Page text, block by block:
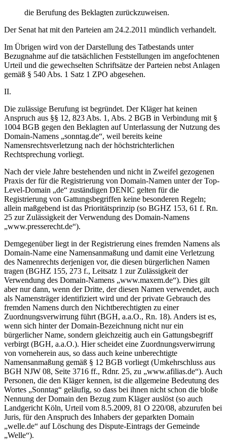
die Berufung des Beklagten zurückzuweisen.
Der Senat hat mit den Parteien am 24.2.2011 mündlich verhandelt.
Im Übrigen wird von der Darstellung des Tatbestands unter
Bezugnahme auf die tatsächlichen Feststellungen im angefochtenen
Urteil und die gewechselten Schriftsätze der Parteien nebst Anlagen
gemäß § 540 Abs. 1 Satz 1 ZPO abgesehen.
II.
Die zulässige Berufung ist begründet. Der Kläger hat keinen
Anspruch aus §§ 12, 823 Abs. 1, Abs. 2 BGB in Verbindung mit §
1004 BGB gegen den Beklagten auf Unterlassung der Nutzung des
Domain-Namens „sonntag.de“, weil bereits keine
Namensrechtsverletzung nach der höchstrichterlichen
Rechtsprechung vorliegt.
Nach der viele Jahre bestehenden und nicht in Zweifel gezogenen
Praxis der für die Registrierung von Domain-Namen unter der Top-
Level-Domain „de“ zuständigen DENIC gelten für die
Registrierung von Gattungsbegriffen keine besonderen Regeln;
allein maßgebend ist das Prioritätsprinzip (so BGHZ 153, 61 f. Rn.
25 zur Zulässigkeit der Verwendung des Domain-Namens
„www.presserecht.de“).
Demgegenüber liegt in der Registrierung eines fremden Namens als
Domain-Name eine Namensanmaßung und damit eine Verletzung
des Namenrechts derjenigen vor, die diesen bürgerlichen Namen
tragen (BGHZ 155, 273 f., Leitsatz 1 zur Zulässigkeit der
Verwendung des Domain-Namens „www.maxem.de“). Dies gilt
aber nur dann, wenn der Dritte, der diesen Namen verwendet, auch
als Namensträger identifiziert wird und der private Gebrauch des
fremden Namens durch den Nichtberechtigten zu einer
Zuordnungsverwirrung führt (BGH, a.a.O., Rn. 18). Anders ist es,
wenn sich hinter der Domain-Bezeichnung nicht nur ein
bürgerlicher Name, sondern gleichzeitig auch ein Gattungsbegriff
verbirgt (BGH, a.a.O.). Hier scheidet eine Zuordnungsverwirrung
von vorneherein aus, so dass auch keine unberechtigte
Namensanmaßung gemäß § 12 BGB vorliegt (Umkehrschluss aus
BGH NJW 08, Seite 3716 ff., Rdnr. 25, zu „www.afilias.de“). Auch
Personen, die den Kläger kennen, ist die allgemeine Bedeutung des
Wortes „Sonntag“ geläufig, so dass bei ihnen nicht schon die bloße
Nennung der Domain den Bezug zum Kläger auslöst (so auch
Landgericht Köln, Urteil vom 8.5.2009, 81 O 220/08, abzurufen bei
Juris, für den Anspruch des Inhabers der geparkten Domain
„welle.de“ auf Löschung des Dispute-Eintrags der Gemeinde
„Welle“).